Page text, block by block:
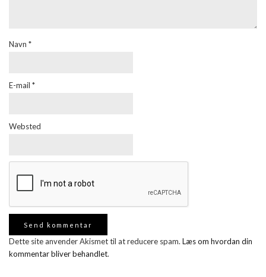
Navn *
E-mail *
Websted
Dette site anvender Akismet til at reducere spam. Læs om hvordan din
kommentar bliver behandlet.